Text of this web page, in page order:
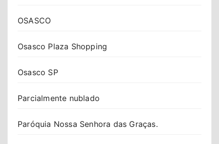
OSASCO
Osasco Plaza Shopping
Osasco SP
Parcialmente nublado
Paróquia Nossa Senhora das Graças.